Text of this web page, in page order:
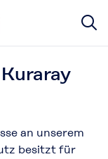
an unserem
besitzt für